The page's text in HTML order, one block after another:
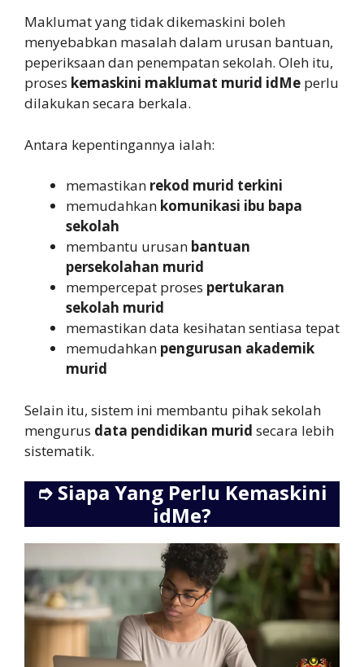
Maklumat yang tidak dikemaskini boleh
menyebabkan masalah dalam urusan bantuan,
peperiksaan dan penempatan sekolah. Oleh itu,
proses kemaskini maklumat murid idMe perlu
dilakukan secara berkala.
Antara kepentingannya ialah:
memastikan rekod murid terkini
memudahkan komunikasi ibu bapa
sekolah
membantu urusan bantuan
persekolahan murid
mempercepat proses pertukaran
sekolah murid
memastikan data kesihatan sentiasa tepat
memudahkan pengurusan akademik
murid
Selain itu, sistem ini membantu pihak sekolah
mengurus data pendidikan murid secara lebih
sistematik.
➮ Siapa Yang Perlu Kemaskini
idMe?